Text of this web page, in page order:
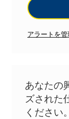
アラートを
あなたの
ズされた
ください。